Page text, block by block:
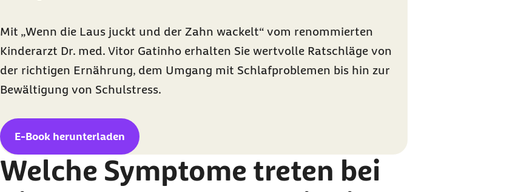
Mit „Wenn die Laus juckt und der Zahn wackelt“ vom renommierten
Kinderarzt Dr. med. Vitor Gatinho erhalten Sie wertvolle Ratschläge von
der richtigen Ernährung, dem Umgang mit Schlafproblemen bis hin zur
Bewältigung von Schulstress.
E-Book herunterladen
Welche Symptome treten bei